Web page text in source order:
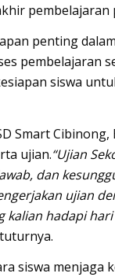
pembelajaran
penting
pembelajaran
siswa
Smart Cibinong,
ujian.“Ujian
dan
ujian
kalian hadapi
siswa menjaga